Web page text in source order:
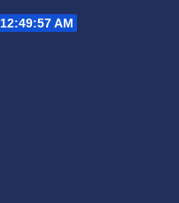
12:49:58 AM